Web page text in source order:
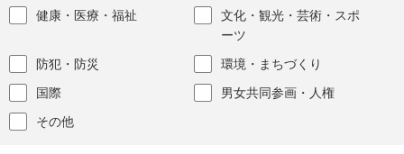
健康・医療・福祉
文化・観光・芸術・スポ
ーツ
防犯・防災
環境・まちづくり
国際
男女共同参画・人権
その他